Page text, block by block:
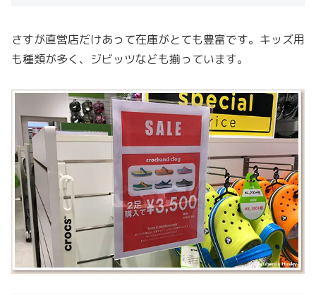
さすが直営店だけあって在庫がとても豊富です。キッズ用
も種類が多く、ジビッツなども揃っています。